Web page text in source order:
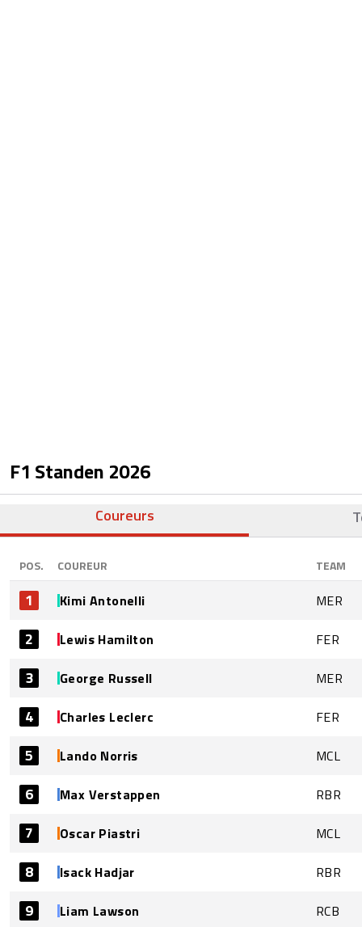
F1 Standen 2026
Coureurs
POS. COUREUR TEAM
1 Kimi Antonelli MER
2 Lewis Hamilton FER
3 George Russell MER
4 Charles Leclerc FER
5 Lando Norris MCL
6 Max Verstappen RBR
7 Oscar Piastri MCL
8 Isack Hadjar RBR
9 Liam Lawson RCB